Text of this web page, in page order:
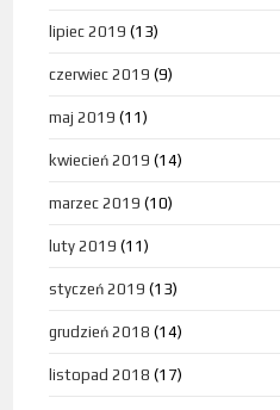
lipiec 2019 (13)
czerwiec 2019 (9)
maj 2019 (11)
kwiecień 2019 (14)
marzec 2019 (10)
luty 2019 (11)
styczeń 2019 (13)
grudzień 2018 (14)
listopad 2018 (17)